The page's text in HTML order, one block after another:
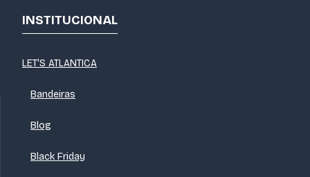
INSTITUCIONAL
LET'S ATLANTICA
Bandeiras
Blog
Black Friday